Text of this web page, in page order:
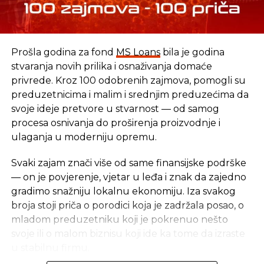
lokalizira“ svoje sisteme.
IT infrastrukturu unutar svojih granica. Međutim,
PayPal koristi globalnu platformu plaćanja koja
djeluje u više od 200 tržišta, radije nego da
ima lokalne platforme plaćanja s namjenskom
tehnološkom infrastrukturom u svakoj
pojedinoj zemlji“, stoji u saopštenju PayPala,
objavljenom prošle sedmice.
Turska regulatorna agencija BDDK objavila je da je
licenca PayPala odbijena jer je odbio postupiti u
skladu sa zakonom koji propisuje
bankarskim institucijama lokaliziranje primarnih i
sekundarnih sistemaa, prenosi državna novinska
Turski sukob s tehnološkim tvrtkama
Prošla godina za fond MS Loansbila je godina
stvaranja novih prilika i osnaživanja domaće
privrede. Kroz 100 odobrenih zajmova, pomogli su
preduzetnicima i malim i srednjim preduzećima da
svoje ideje pretvore u stvarnost — od samog
procesa osnivanja do proširenja proizvodnje i
ulaganja u moderniju opremu.
Svaki zajam znači više od same finansijske podrške
— on je povjerenje, vjetar u leđa i znak da zajedno
gradimo snažniju lokalnu ekonomiju. Iza svakog
broja stoji priča o porodici koja je zadržala posao, o
mladom preduzetniku koji je pokrenuo nešto
svoje ili o malom biznisu koji ide ka tome da izraste